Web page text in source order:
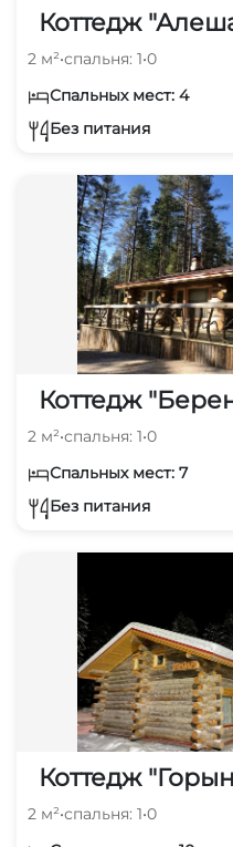
Коттедж
2 м²•спальня: 1•0
Спальных мест: 4
Без питания
Коттедж
2 м²•спальня: 1•0
Спальных мест: 7
Без питания
Коттедж
2 м²•спальня: 1•0